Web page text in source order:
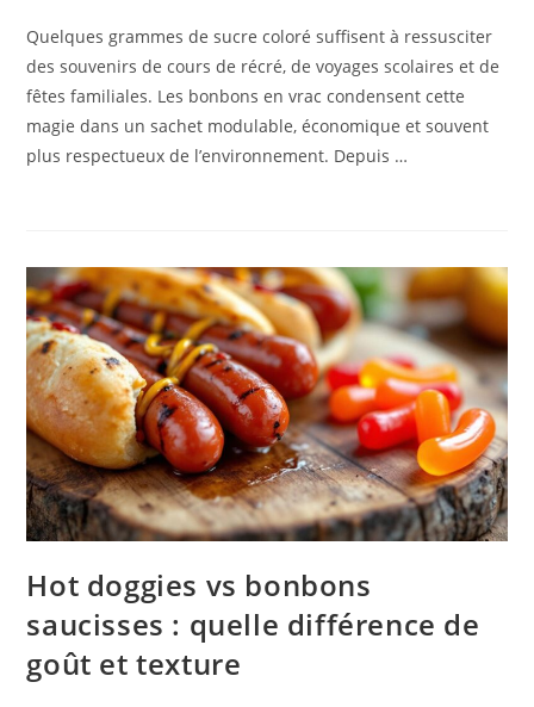
Quelques grammes de sucre coloré suffisent à ressusciter
des souvenirs de cours de récré, de voyages scolaires et de
fêtes familiales. Les bonbons en vrac condensent cette
magie dans un sachet modulable, économique et souvent
plus respectueux de l’environnement. Depuis …
Hot doggies vs bonbons
saucisses : quelle différence de
goût et texture